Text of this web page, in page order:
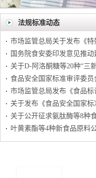
法规标准动态
关于D-阿洛酮糖等20种“三
市场监管总局发布《食品标
关于公开征求氨肽酶等8种
叶黄素酯等4种新食品原料